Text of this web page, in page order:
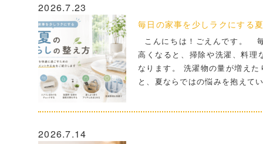
2026.7.23
毎日の家事を少しラクにする
こんにちは！ごえんです。
高くなると、掃除や洗濯、料理
なります。 洗濯物の量が増え
と、夏ならではの悩みを抱えて
2026.7.14